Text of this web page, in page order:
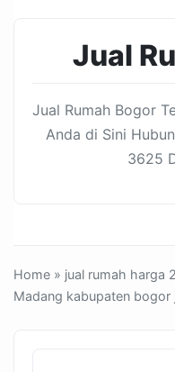
Jual
Jual Rumah Bogor
Anda di Sini
3625
Home » jual rumah harga
Madang kabupaten bogor